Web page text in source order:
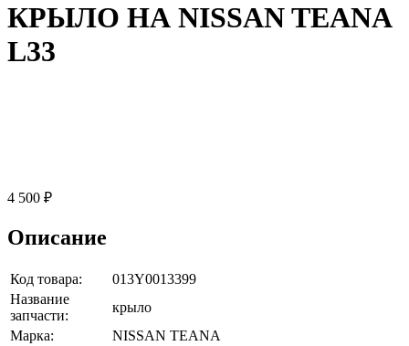
КРЫЛО НА NISSAN TEANA
L33
4 500 ₽
Описание
Код товара:
013Y0013399
Название
запчасти:
крыло
Марка:
NISSAN TEANA